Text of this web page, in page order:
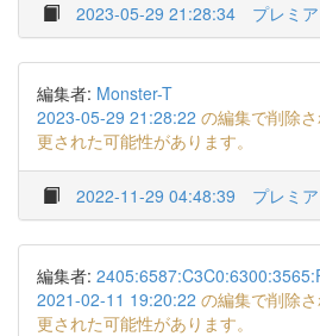
2023-05-29 21:28:34 プレミ
編集者: Monster-T
2023-05-29 21:28:22 の編集で削除
更された可能性があります。
2022-11-29 04:48:39 プレミ
編集者:
2021-02-11 19:20:22 の編集で削除
更された可能性があります。